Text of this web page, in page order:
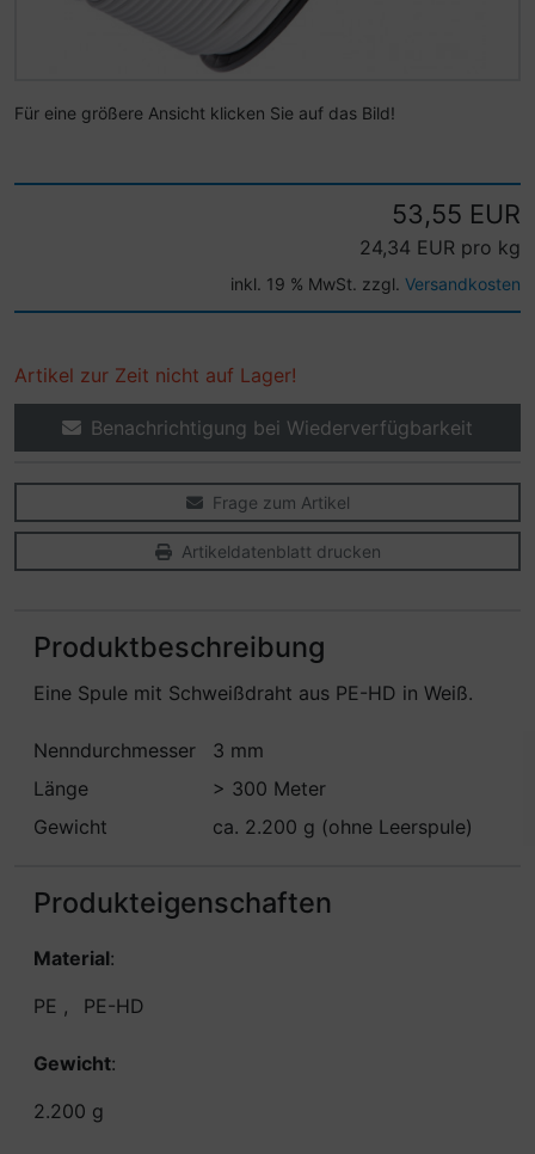
Für eine größere Ansicht klicken Sie auf das Bild!
53,55 EUR
24,34 EUR pro kg
inkl. 19 % MwSt. zzgl. Versandkosten
Artikel zur Zeit nicht auf Lager!
Benachrichtigung bei Wiederverfügbarkeit
Frage zum Artikel
Artikeldatenblatt drucken
Produktbeschreibung
Eine Spule mit Schweißdraht aus PE-HD in Weiß.
Nenndurchmesser
3 mm
Länge
> 300 Meter
Gewicht
ca. 2.200 g (ohne Leerspule)
Produkteigenschaften
Material:
PE , PE-HD
Gewicht:
2.200 g